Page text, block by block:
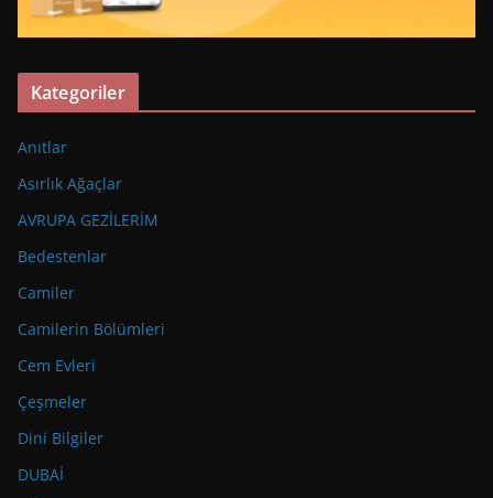
Kategoriler
Anıtlar
Asırlık Ağaçlar
AVRUPA GEZİLERİM
Bedestenlar
Camiler
Camilerin Bölümleri
Cem Evleri
Çeşmeler
Dini Bilgiler
DUBAİ